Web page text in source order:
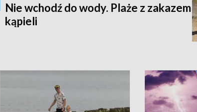
Nie wchodź do wody. Plaże z zakazem
kąpieli